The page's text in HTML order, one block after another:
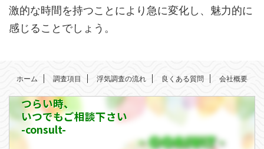
激的な時間を持つことにより急に変化し、魅力的に
感じることでしょう。
ホーム 調査項目 浮気調査の流れ 良くある質問 会社概要
つらい時、
いつでもご相談下さい
-consult-